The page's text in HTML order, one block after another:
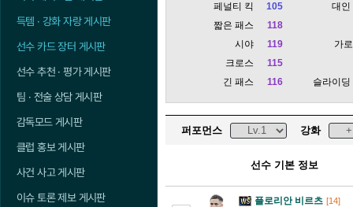
득템 · 강화 자랑 게시판
선수 카드 장터 게시판
선수 추천 · 평가 게시판
팀 · 전술 상담 게시판
감독모드 게시판
클럽 홍보 게시판
사건 사고 게시판
이슈 토론 제보 게시판
페널티 킥
105
짧은 패스
118
시야
119
크로스
115
긴 패스
116
대인
가
슬라이딩
퍼포먼스 강화
선수 기본 정보
플로리안 비르츠 [14]